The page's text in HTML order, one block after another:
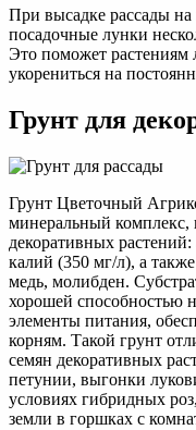
При высадке рассады на
посадочные лунки
Это поможет растениям
укорениться на
Грунт для
Грунт Цветочный
минеральный
декоративных
калий (350 мг/л), а
медь, молибден.
хорошей способностью
элементы питания,
корням. Такой грунт
семян декоративных
петунии, выгонки
условиях гибридных
земли в горшках с